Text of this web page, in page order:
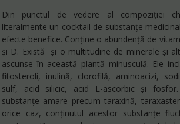
Din punctul de vedere al compoziției
literalmente un cocktail de substanțe
efecte benefice. Conține o abundență de
și D. Există și o multitudine de minerale și
ascunse în această plantă minusculă. Ele
fitosteroli, inulină, clorofilă, aminoacizi,
sulf, acid silicic, acid L-ascorbic și
substanțe amare precum taraxină,
orice caz, conținutul acestor substanțe